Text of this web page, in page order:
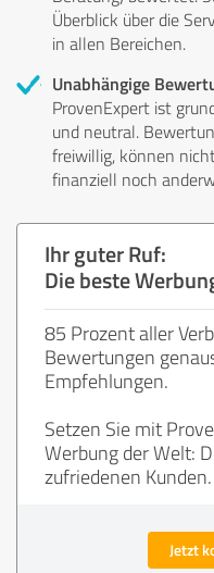
Überblick über die
in allen Bereichen.
Unabhängige
ProvenExpert ist
und neutral.
freiwillig, können
finanziell noch
Ihr guter Ruf:
Die beste
85 Prozent aller
Bewertungen
Empfehlungen.
Setzen Sie mit
Werbung der Welt:
zufriedenen Kunden.
Jetzt